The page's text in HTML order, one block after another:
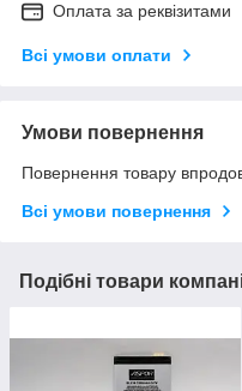
Оплата за реквізитами
Всі умови оплати
Умови повернення
Повернення товару
Всі умови повернення
Подібні товари